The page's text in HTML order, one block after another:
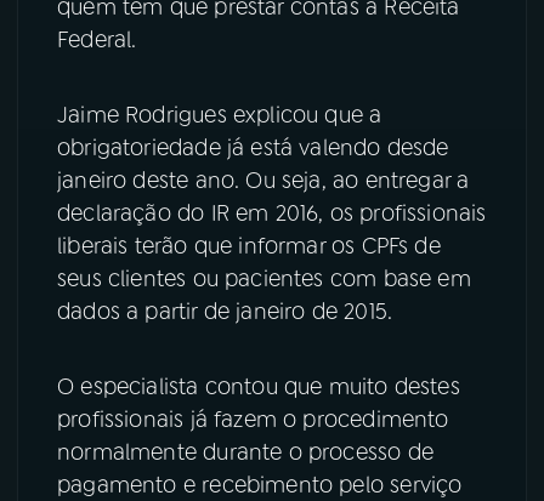
quem tem que prestar contas à Receita
Federal.
Jaime Rodrigues explicou que a
obrigatoriedade já está valendo desde
janeiro deste ano. Ou seja, ao entregar a
declaração do IR em 2016, os profissionais
liberais terão que informar os CPFs de
seus clientes ou pacientes com base em
dados a partir de janeiro de 2015.
O especialista contou que muito destes
profissionais já fazem o procedimento
normalmente durante o processo de
pagamento e recebimento pelo serviço